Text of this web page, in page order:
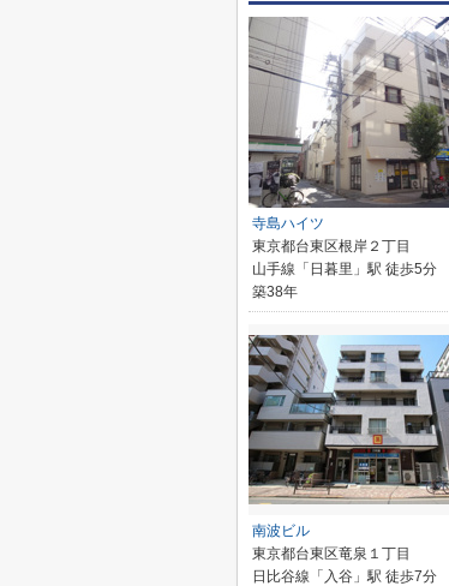
寺島ハイツ
東京都台東区根岸２丁目
山手線「日暮里」駅 徒歩5分
築38年
南波ビル
東京都台東区竜泉１丁目
日比谷線「入谷」駅 徒歩7分